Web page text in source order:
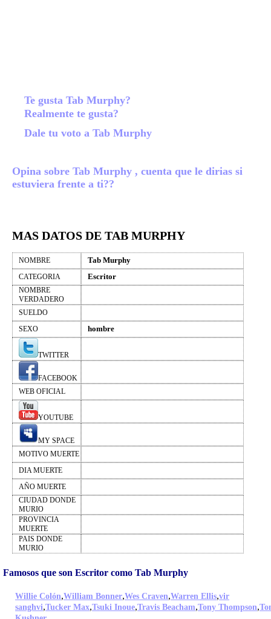
Te gusta Tab Murphy?
Realmente te gusta?
Dale tu voto a Tab Murphy
Opina sobre Tab Murphy , cuenta que le dirias si
estuviera frente a ti??
MAS DATOS DE TAB MURPHY
NOMBRE Tab Murphy
CATEGORIA Escritor
NOMBRE
VERDADERO
SUELDO
SEXO
hombre
TWITTER
FACEBOOK
WEB OFICIAL
YOUTUBE
MY SPACE
MOTIVO MUERTE
DIA MUERTE
AÑO MUERTE
CIUDAD DONDE
MURIO
PROVINCIA
MUERTE
PAIS DONDE
MURIO
Famosos que son Escritor como Tab Murphy
Willie Colón,William Bonner,Wes Craven,Warren Ellis,vir
sanghvi,Tucker Max,Tsuki Inoue,Travis Beacham,Tony Thompson,